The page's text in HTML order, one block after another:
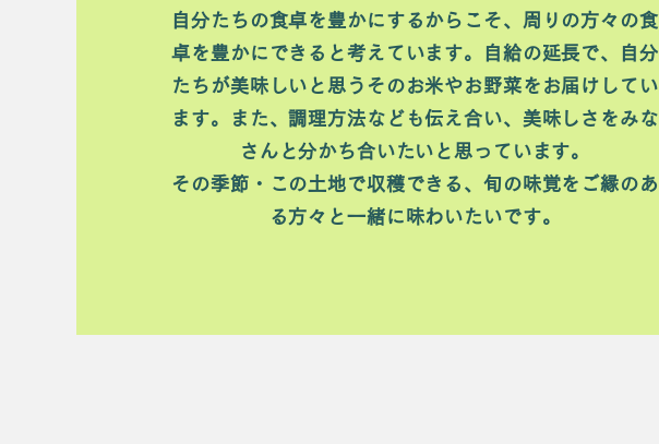
自分たちの食卓を豊かにするからこそ、周りの方々の食
卓を豊かにできると考えています。自給の延長で、自分
たちが美味しいと思うそのお米やお野菜をお届けしてい
ます。また、調理方法なども伝え合い、美味しさをみな
さんと分かち合いたいと思っています。
その季節・この土地で収穫できる、旬の味覚をご縁のあ
る方々と一緒に味わいたいです。